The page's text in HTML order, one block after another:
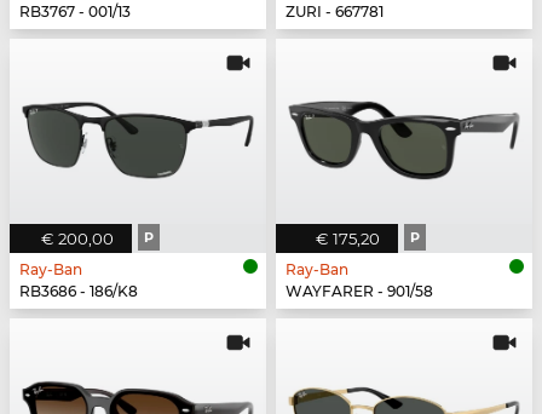
RB3767 - 001/13
ZURI - 667781
€ 200,00 P
Ray-Ban
RB3686 - 186/K8
€ 175,20 P
Ray-Ban
WAYFARER - 901/58